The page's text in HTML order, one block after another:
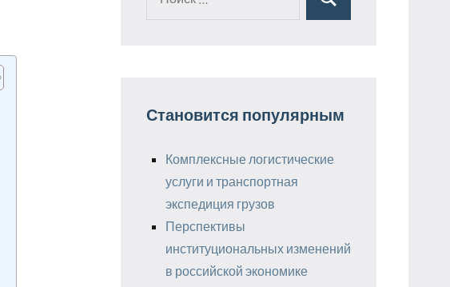
Поиск
Становится популярным
Комплексные логистические
услуги и транспортная
экспедиция грузов
Перспективы
институциональных изменений
в российской экономике